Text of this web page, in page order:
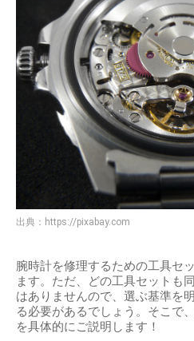
出典： https://pixabay.com
腕時計を修理するための工具セ
ます。ただ、どの工具セットも
はありませんので、選ぶ基準を
る必要があるでしょう。そこで
を具体的にご説明します！